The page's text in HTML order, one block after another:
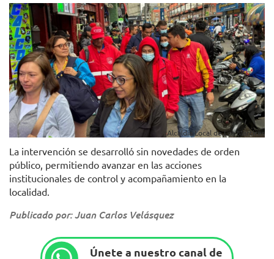
Alcaldía Local de Los Mártires
La intervención se desarrolló sin novedades de orden
público, permitiendo avanzar en las acciones
institucionales de control y acompañamiento en la
localidad.
Publicado por: Juan Carlos Velásquez
Únete a nuestro canal de